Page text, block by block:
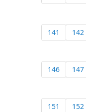
141 142
146 147
151 152